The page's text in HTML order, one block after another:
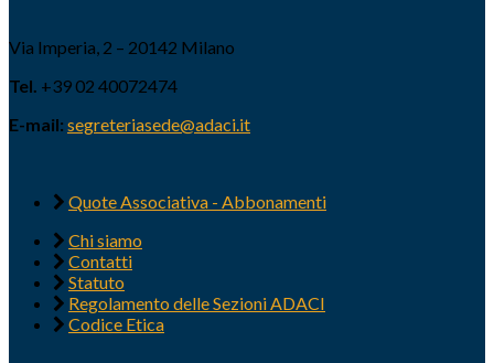
Via Imperia, 2 – 20142 Milano
Tel. +39 02 40072474
E-mail: segreteriasede@adaci.it
Quote Associativa - Abbonamenti
Chi siamo
Contatti
Statuto
Regolamento delle Sezioni ADACI
Codice Etica